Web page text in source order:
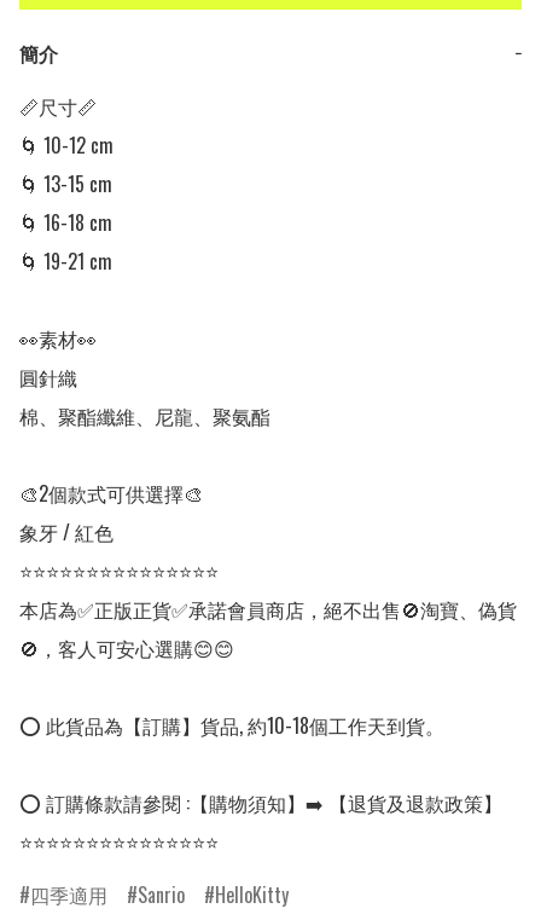
簡介
−
📏尺寸📏
🌀 10-12 cm
🌀 13-15 cm
🌀 16-18 cm
🌀 19-21 cm
👀素材👀
圓針織
棉、聚酯纖維、尼龍、聚氨酯
🎨2個款式可供選擇🎨
象牙 / 紅色
⭐⭐⭐⭐⭐⭐⭐⭐⭐⭐⭐⭐⭐⭐⭐
本店為✅正版正貨✅承諾會員商店，絕不出售🚫淘寶、偽貨
🚫，客人可安心選購😊😊
⭕ 此貨品為【訂購】貨品, 約10-18個工作天到貨。
⭕ 訂購條款請參閱 :【購物須知】➡️ 【退貨及退款政策】
四季適用
Sanrio HelloKitty